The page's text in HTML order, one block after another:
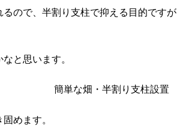
るので、半割り支柱で抑える目的ですが
と思います。
めます。